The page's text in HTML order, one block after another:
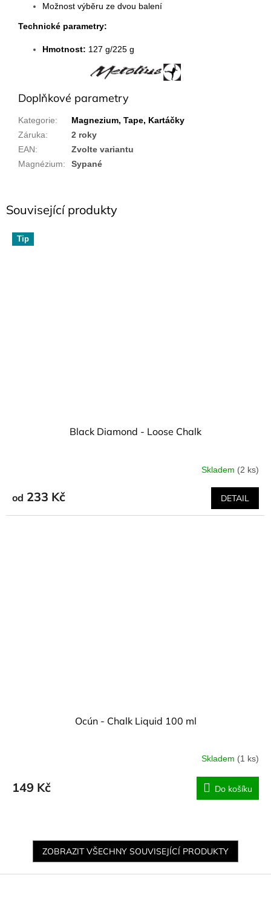
Související produkty
Tip
Black Diamond - Loose Chalk
Skladem (2 ks)
od 233 Kč DETAIL
Ocún - Chalk Liquid 100 ml
Skladem (1 ks)
149 Kč Do košíku
ZOBRAZIT VŠECHNY SOUVISEJÍCÍ PRODUKTY
Možnost výběru ze dvou balení
Technické parametry:
Hmotnost: 127 g/225 g
Doplňkové parametry
Kategorie:
Magnezium, Tape, Kartáčky
Záruka:
2 roky
EAN:
Zvolte variantu
Magnézium: Sypané
Z